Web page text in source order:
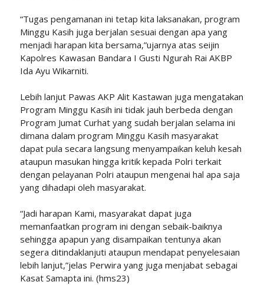
“Tugas pengamanan ini tetap kita laksanakan, program
Minggu Kasih juga berjalan sesuai dengan apa yang
menjadi harapan kita bersama,”ujarnya atas seijin
Kapolres Kawasan Bandara I Gusti Ngurah Rai AKBP
Ida Ayu Wikarniti.
Lebih lanjut Pawas AKP Alit Kastawan juga mengatakan
Program Minggu Kasih ini tidak jauh berbeda dengan
Program Jumat Curhat yang sudah berjalan selama ini
dimana dalam program Minggu Kasih masyarakat
dapat pula secara langsung menyampaikan keluh kesah
ataupun masukan hingga kritik kepada Polri terkait
dengan pelayanan Polri ataupun mengenai hal apa saja
yang dihadapi oleh masyarakat.
“Jadi harapan Kami, masyarakat dapat juga
memanfaatkan program ini dengan sebaik-baiknya
sehingga apapun yang disampaikan tentunya akan
segera ditindaklanjuti ataupun mendapat penyelesaian
lebih lanjut,”jelas Perwira yang juga menjabat sebagai
Kasat Samapta ini. (hms23)